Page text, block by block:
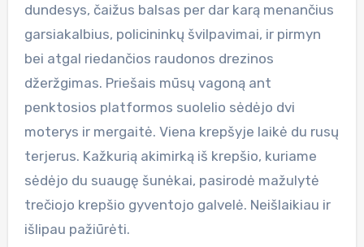
dundesys, čaižus balsas per dar karą menančius
garsiakalbius, policininkų švilpavimai, ir pirmyn
bei atgal riedančios raudonos drezinos
džeržgimas. Priešais mūsų vagoną ant
penktosios platformos suolelio sėdėjo dvi
moterys ir mergaitė. Viena krepšyje laikė du rusų
terjerus. Kažkurią akimirką iš krepšio, kuriame
sėdėjo du suaugę šunėkai, pasirodė mažulytė
trečiojo krepšio gyventojo galvelė. Neišlaikiau ir
išlipau pažiūrėti.